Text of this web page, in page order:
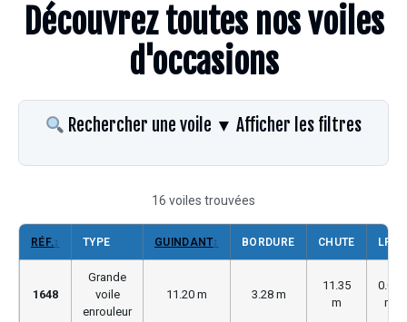
Découvrez toutes nos voiles
d'occasions
Rechercher une voile ▼ Afficher les filtres
16 voiles trouvées
RÉF.↕ TYPE GUINDANT↕ BORDURE CHUTE LP
1648
Grande
voile
enrouleur
11.20 m 3.28 m
11.35
m
0.00
m